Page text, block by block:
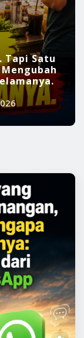
Tapi Satu